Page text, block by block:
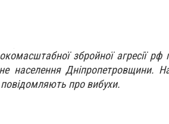
збройної агресії рф
населення Дніпропетровщини.
повідомляють про вибухи.